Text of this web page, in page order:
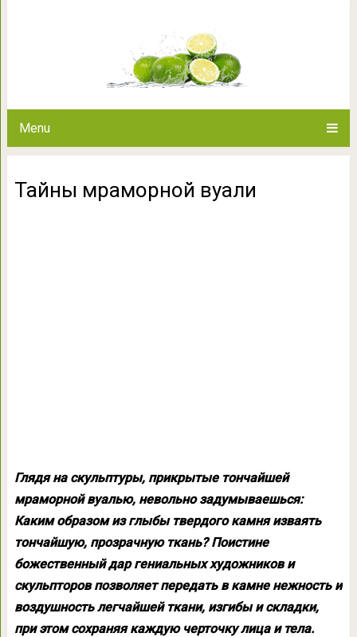
Menu
Тайны мраморной вуали
Глядя на скульптуры, прикрытые тончайшей
мраморной вуалью, невольно задумываешься:
Каким образом из глыбы твердого камня изваять
тончайшую, прозрачную ткань? Поистине
божественный дар гениальных художников и
скульпторов позволяет передать в камне нежность и
воздушность легчайшей ткани, изгибы и складки,
при этом сохраняя каждую черточку лица и тела.